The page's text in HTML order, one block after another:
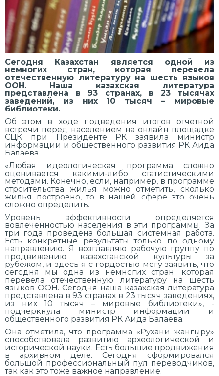
Сегодня Казахстан является одной из
немногих стран, которая перевела
отечественную литературу на шесть языков
ООН. Наша казахская литература
представлена в 93 странах, в 23 тысячах
заведений, из них 10 тысяч – мировые
библиотеки.
Об этом в ходе подведения итогов отчетной
встречи перед населением на онлайн площадке
СЦК при Президенте РК заявила министр
информации и общественного развития РК Аида
Балаева.
«Любая идеологическая программа сложно
оценивается какими-либо статистическими
методами. Конечно, если, например, в программе
строительства жилья можно отметить, сколько
жилья построено, то в нашей сфере это очень
сложно определить.
Уровень эффективности определяется
вовлеченностью населения в эти программы. За
три года проведена большая системная работа.
Есть конкретные результаты только по одному
направлению. Я возглавляю рабочую группу по
продвижению казахстанской культуры за
рубежом, и здесь я с гордостью могу заявить, что
сегодня мы одна из немногих стран, которая
перевела отечественную литературу на шесть
языков ООН. Сегодня наша казахская литература
представлена в 93 странах в 23 тысяч заведениях,
из них 10 тысяч – мировые библиотеки», -
подчеркнула министр информации и
общественного развития РК Аида Балаева.
Она отметила, что программа «Рухани жангыру»
способствовала развитию археологической и
исторической науки. Есть большие продвижения
в архивном деле. Сегодня сформировался
большой профессиональный пул переводчиков,
так как это тоже важное направление.